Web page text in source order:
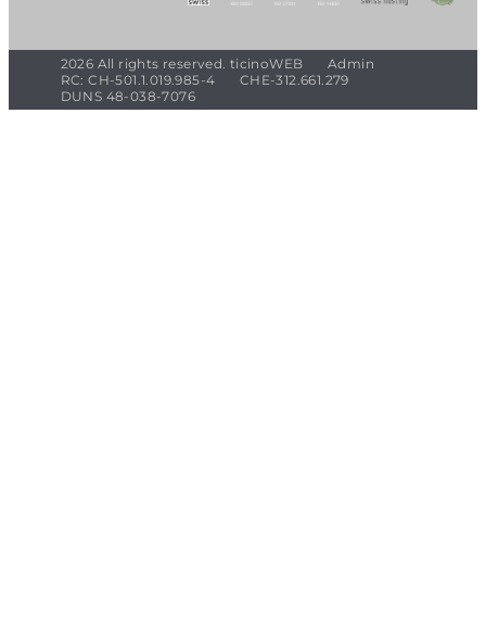
2026 All rights reserved. ticinoWEB
Admin
RC: CH-501.1.019.985-4
CHE-312.661.279
DUNS 48-038-7076